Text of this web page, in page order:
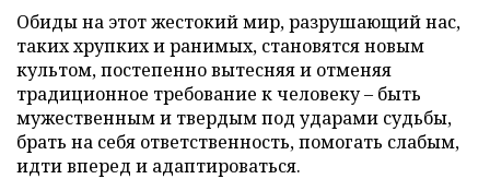
Обиды на этот жестокий мир, разрушающий нас,
таких хрупких и ранимых, становятся новым
культом, постепенно вытесняя и отменяя
традиционное требование к человеку – быть
мужественным и твердым под ударами судьбы,
брать на себя ответственность, помогать слабым,
идти вперед и адаптироваться.